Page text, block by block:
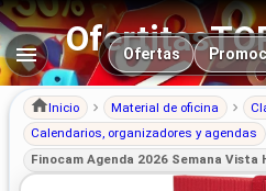
Navegación principal
Ofertas
Inicio Material de oficina
Calendarios, organizadores y agendas
Finocam Agenda 2026 Semana Vista